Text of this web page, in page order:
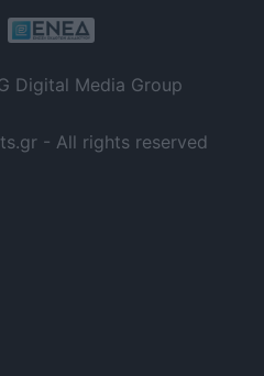
Digital Media Group
- All rights reserved